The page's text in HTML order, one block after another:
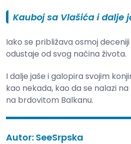
Kauboj sa Vlašića i dalje
Iako se približava osmoj
odustaje od svog načina života.
I dalje jaše i galopira svojim
kao nekada, kao da se nalazi
na brdovitom Balkanu.
Autor: SeeSrpska